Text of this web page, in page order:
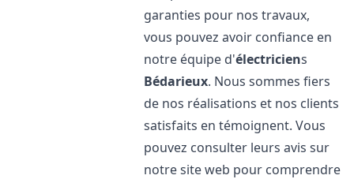
garanties pour nos travaux,
vous pouvez avoir confiance en
notre équipe d'électriciens
Bédarieux. Nous sommes fiers
de nos réalisations et nos clients
satisfaits en témoignent. Vous
pouvez consulter leurs avis sur
notre site web pour comprendre